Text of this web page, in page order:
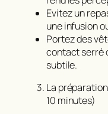
Evitez un
une infusion
Portez des
contact serré
subtile.
La
10 minutes)